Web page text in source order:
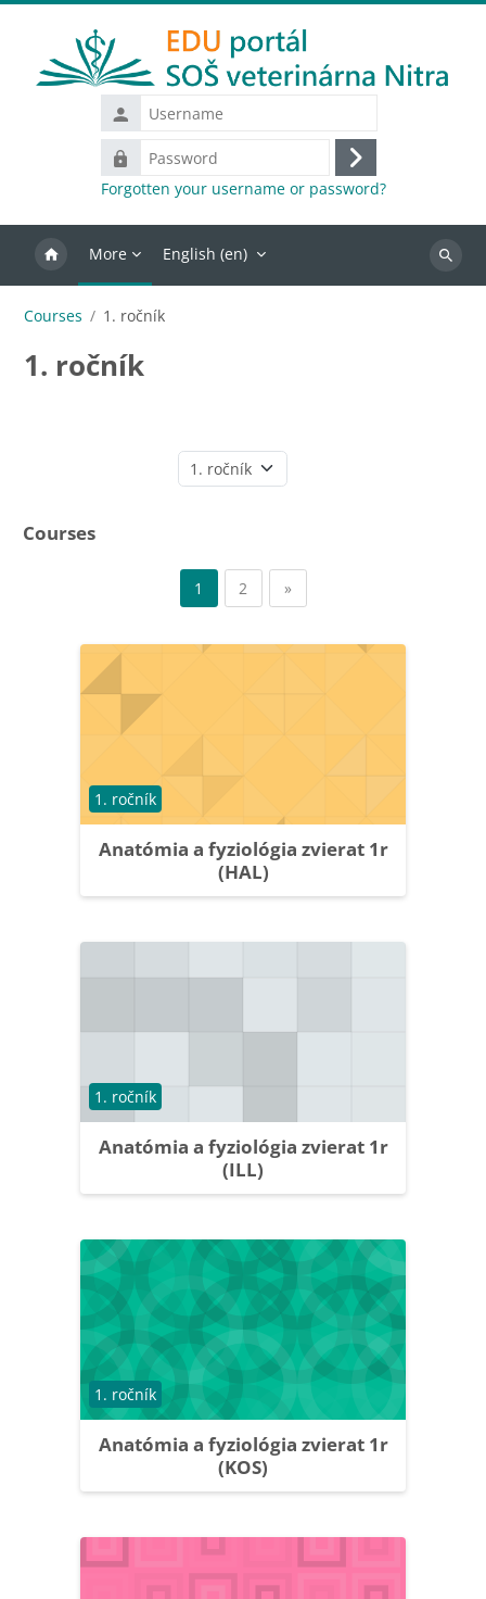
Username
Password
Log
in
Forgotten your username or password?
More English ‎(en)‎
Search
Courses 1. ročník
1. ročník
Course categories
Courses
1 Page 1
2 Page 2
»Next page
Anatómia a fyziológia zvierat 1r
(HAL)
Course category
1. ročník
Anatómia a fyziológia zvierat 1r
(ILL)
Course category
1. ročník
Anatómia a fyziológia zvierat 1r
(KOS)
Course category
1. ročník